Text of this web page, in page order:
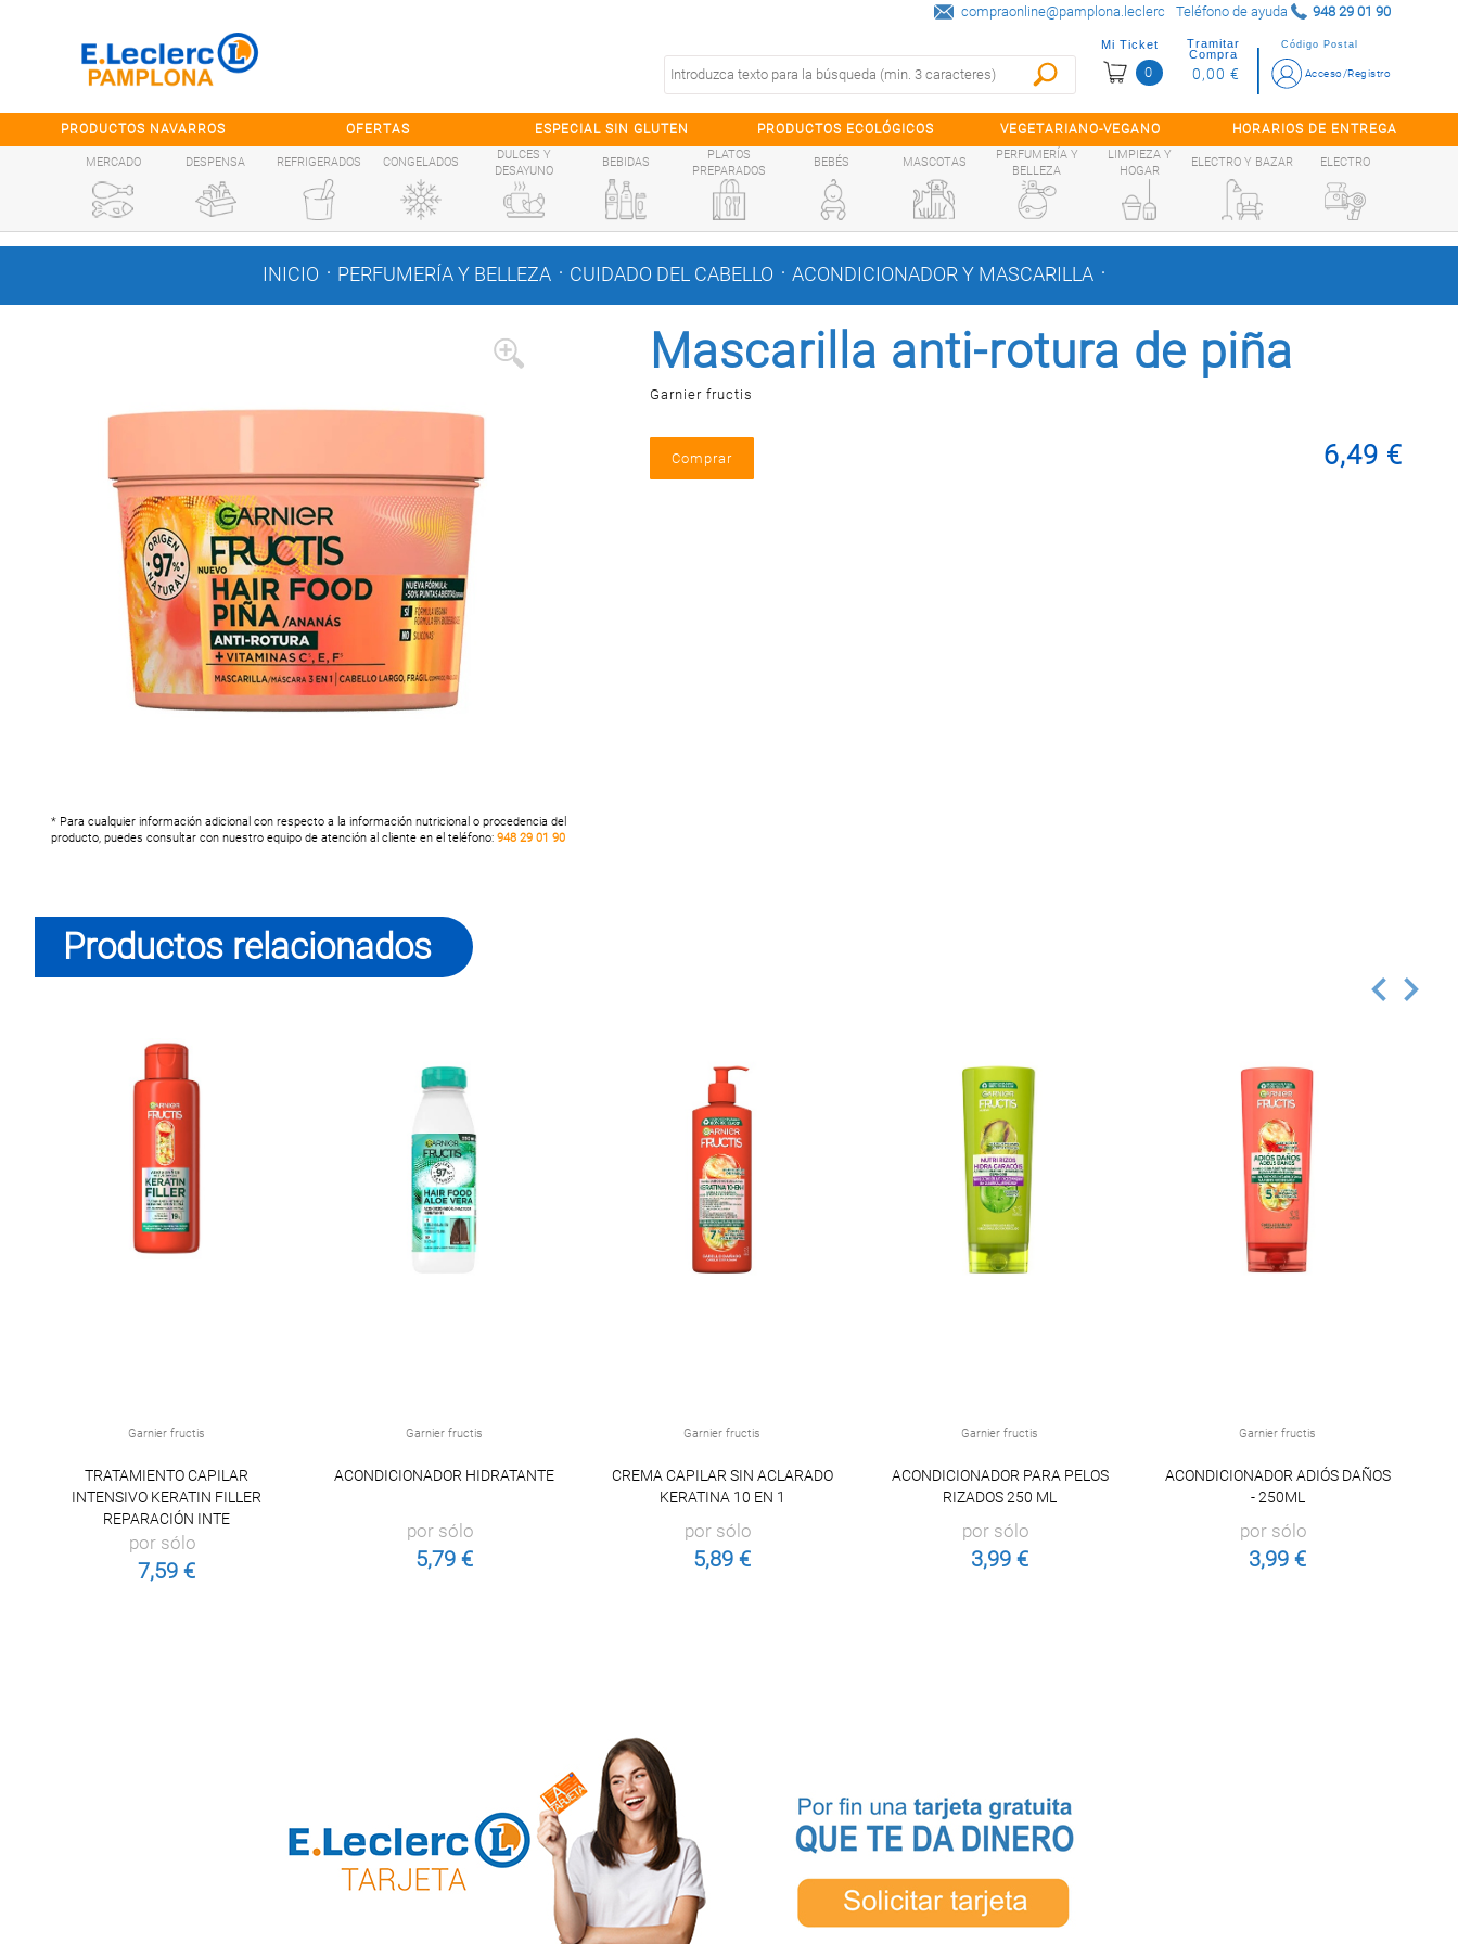
Teléfono de ayuda 948 29 01 90
compraonline@pamplona.leclerc
Código Postal
Acceso/Registro
Mi Ticket
0
Tramitar
Compra
0,00 €
PRODUCTOS NAVARROS OFERTAS ESPECIAL SIN GLUTEN PRODUCTOS ECOLÓGICOS VEGETARIANO-VEGANO HORARIOS DE ENTREGA
MERCADO DESPENSA REFRIGERADOS CONGELADOS
DULCES Y
DESAYUNO
BEBIDAS
PLATOS
PREPARADOS
BEBÉS MASCOTAS
PERFUMERÍA Y
BELLEZA
LIMPIEZA Y
HOGAR
ELECTRO Y BAZAR ELECTRO
INICIO . PERFUMERÍA Y BELLEZA . CUIDADO DEL CABELLO . ACONDICIONADOR Y MASCARILLA .
Mascarilla anti-rotura de piña
Garnier fructis
6,49 €
* Para cualquier información adicional con respecto a la información nutricional o procedencia del
producto, puedes consultar con nuestro equipo de atención al cliente en el teléfono: 948 29 01 90
Productos relacionados
Garnier fructis
TRATAMIENTO CAPILAR
INTENSIVO KERATIN FILLER
REPARACIÓN INTE
por sólo
7,59 €
Garnier fructis
ACONDICIONADOR HIDRATANTE
por sólo
5,79 €
Garnier fructis
CREMA CAPILAR SIN ACLARADO
KERATINA 10 EN 1
por sólo
5,89 €
Garnier fructis
ACONDICIONADOR PARA PELOS
RIZADOS 250 ML
por sólo
3,99 €
Garnier fructis
ACONDICIONADOR ADIÓS DAÑOS
- 250ML
por sólo
3,99 €